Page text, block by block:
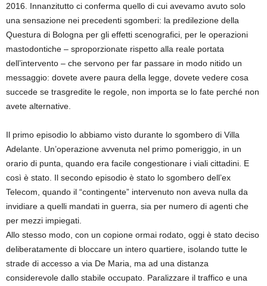
2016. Innanzitutto ci conferma quello di cui avevamo avuto solo
una sensazione nei precedenti sgomberi: la predilezione della
Questura di Bologna per gli effetti scenografici, per le operazioni
mastodontiche – sproporzionate rispetto alla reale portata
dell’intervento – che servono per far passare in modo nitido un
messaggio: dovete avere paura della legge, dovete vedere cosa
succede se trasgredite le regole, non importa se lo fate perché non
avete alternative.
Il primo episodio lo abbiamo visto durante lo sgombero di Villa
Adelante. Un’operazione avvenuta nel primo pomeriggio, in un
orario di punta, quando era facile congestionare i viali cittadini. E
così è stato. Il secondo episodio è stato lo sgombero dell’ex
Telecom, quando il “contingente” intervenuto non aveva nulla da
invidiare a quelli mandati in guerra, sia per numero di agenti che
per mezzi impiegati.
Allo stesso modo, con un copione ormai rodato, oggi è stato deciso
deliberatamente di bloccare un intero quartiere, isolando tutte le
strade di accesso a via De Maria, ma ad una distanza
considerevole dallo stabile occupato. Paralizzare il traffico e una